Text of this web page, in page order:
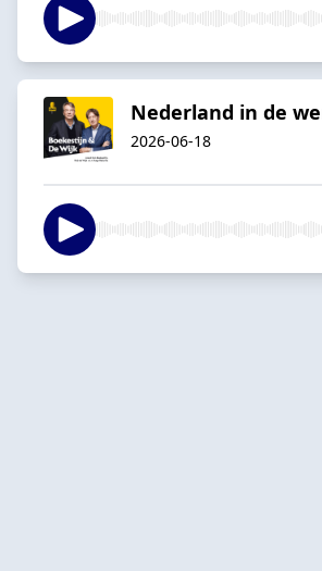
Nederland in de
2026-06-18